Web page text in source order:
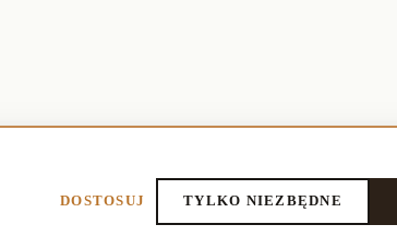
DOSTOSUJ TYLKO NIEZBĘDNE